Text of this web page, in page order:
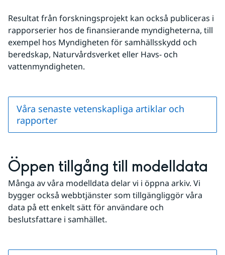
Resultat från forskningsprojekt kan också publiceras i
rapporserier hos de finansierande myndigheterna, till
exempel hos Myndigheten för samhällsskydd och
beredskap, Naturvårdsverket eller Havs- och
vattenmyndigheten.
Våra senaste vetenskapliga artiklar och
rapporter
Öppen tillgång till modelldata
Många av våra modelldata delar vi i öppna arkiv. Vi
bygger också webbtjänster som tillgängliggör våra
data på ett enkelt sätt för användare och
beslutsfattare i samhället.